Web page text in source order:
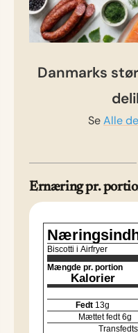
Danmarks
SeAlle
Ernæring pr.
Biscotti i Airfryer
Mængde pr. portion
Kalorier
Fedt 13g
Mættet fedt 6g